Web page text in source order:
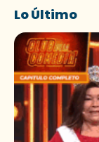
Lo Último